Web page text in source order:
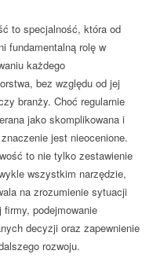
to specjalność, która od
fundamentalną rolę w
każdego
bez względu od jej
branży. Choć regularnie
jako skomplikowana i
jest nieocenione.
to nie tylko zestawienie
wszystkim narzędzie,
na zrozumienie sytuacji
firmy, podejmowanie
decyzji oraz zapewnienie
rozwoju.